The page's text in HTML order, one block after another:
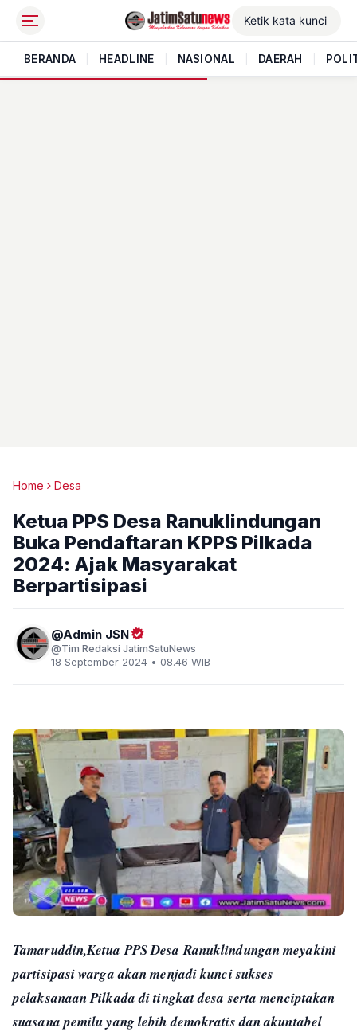
BERANDA HEADLINE NASIONAL DAERAH
Home Desa
Ketua PPS Desa Ranuklindungan
Buka Pendaftaran KPPS Pilkada
2024: Ajak Masyarakat
Berpartisipasi
Admin JSN
Tim Redaksi JatimSatuNews
18 September 2024 • 08.46 WIB
Tamaruddin,Ketua PPS Desa Ranuklindungan meyakini
partisipasi warga akan menjadi kunci sukses
pelaksanaan Pilkada di tingkat desa serta menciptakan
suasana pemilu yang lebih demokratis dan akuntabel